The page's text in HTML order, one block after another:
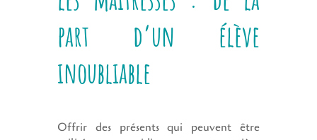
part d’un élève
inoubliable
Offrir des présents qui peuvent être